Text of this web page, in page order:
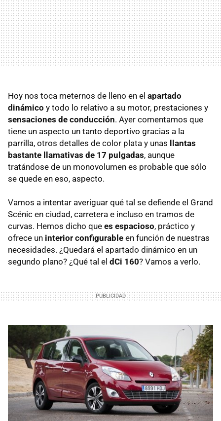
Hoy nos toca meternos de lleno en el apartado
dinámico y todo lo relativo a su motor, prestaciones y
sensaciones de conducción. Ayer comentamos que
tiene un aspecto un tanto deportivo gracias a la
parrilla, otros detalles de color plata y unas llantas
bastante llamativas de 17 pulgadas, aunque
tratándose de un monovolumen es probable que sólo
se quede en eso, aspecto.
Vamos a intentar averiguar qué tal se defiende el Grand
Scénic en ciudad, carretera e incluso en tramos de
curvas. Hemos dicho que es espacioso, práctico y
ofrece un interior configurable en función de nuestras
necesidades. ¿Quedará el apartado dinámico en un
segundo plano? ¿Qué tal el dCi 160? Vamos a verlo.